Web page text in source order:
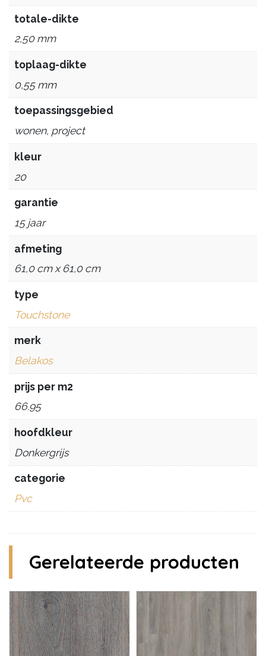
totale-dikte
2,50 mm
toplaag-dikte
0,55 mm
toepassingsgebied
wonen, project
kleur
20
garantie
15 jaar
afmeting
61,0 cm x 61,0 cm
type
Touchstone
merk
Belakos
prijs per m2
66.95
hoofdkleur
Donkergrijs
categorie
Pvc
Gerelateerde producten